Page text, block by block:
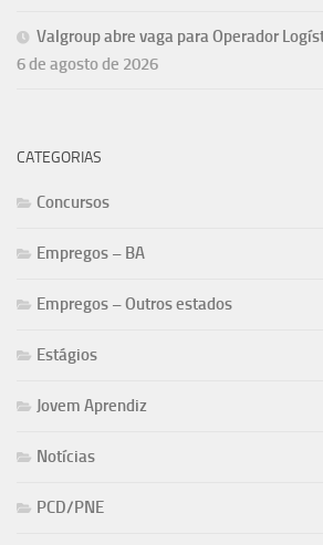
Valgroup abre vaga para Operador
6 de agosto de 2026
CATEGORIAS
Concursos
Empregos – BA
Empregos – Outros estados
Estágios
Jovem Aprendiz
Notícias
PCD/PNE